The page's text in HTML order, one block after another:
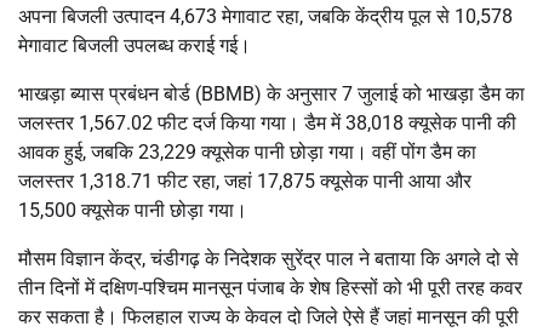
अपना बिजली उत्पादन 4,673 मेगावाट रहा, जबकि केंद्रीय पूल से 10,578
मेगावाट बिजली उपलब्ध कराई गई।
भाखड़ा ब्यास प्रबंधन बोर्ड (BBMB) के अनुसार 7 जुलाई को भाखड़ा डैम का
जलस्तर 1,567.02 फीट दर्ज किया गया। डैम में 38,018 क्यूसेक पानी की
आवक हुई, जबकि 23,229 क्यूसेक पानी छोड़ा गया। वहीं पोंग डैम का
जलस्तर 1,318.71 फीट रहा, जहां 17,875 क्यूसेक पानी आया और
15,500 क्यूसेक पानी छोड़ा गया।
मौसम विज्ञान केंद्र, चंडीगढ़ के निदेशक सुरेंद्र पाल ने बताया कि अगले दो से
तीन दिनों में दक्षिण-पश्चिम मानसून पंजाब के शेष हिस्सों को भी पूरी तरह कवर
कर सकता है। फिलहाल राज्य के केवल दो जिले ऐसे हैं जहां मानसून की पूरी